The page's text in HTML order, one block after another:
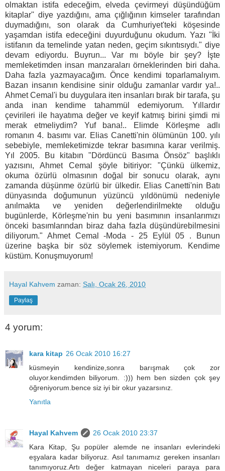
olmaktan istifa edeceğim, elveda çevirmeyi düşündüğüm
kitaplar'' diye yazdığını, ama çığlığının kimseler tarafından
duymadığını, son olarak da Cumhuriyet'teki köşesinde
yaşamdan istifa edeceğini duyurduğunu okudum. Yazı "İki
istifanın da temelinde yatan neden, geçim sıkıntısıydı." diye
devam ediyordu. Buyrun... Var mı böyle bir şey? İşte
memleketimden insan manzaraları örneklerinden biri daha.
Daha fazla yazmayacağım. Önce kendimi toparlamalıyım.
Bazan insanın kendisine sinir olduğu zamanlar vardır ya!..
Ahmet Cemal'i bu duygulara iten insanları bırak bir tarafa, şu
anda inan kendime tahammül edemiyorum. Yıllardır
çevirileri ile hayatıma değer ve keyif katmış birini şimdi mi
merak etmeliydim? Yuf bana!.. Elimde Körleşme adlı
romanın 4. basımı var. Elias Canetti'nin ölümünün 100. yılı
sebebiyle, memleketimizde tekrar basımına karar verilmiş.
Yıl 2005. Bu kitabın "Dördüncü Basıma Önsöz" başlıklı
yazısını, Ahmet Cemal şöyle bitiriyor: "Çünkü ülkemiz,
okuma özürlü olmasının doğal bir sonucu olarak, aynı
zamanda düşünme özürlü bir ülkedir. Elias Canetti'nin Batı
dünyasında doğumunun yüzüncü yıldönümü nedeniyle
anılmakta ve yeniden değerlendirilmekte olduğu
bugünlerde, Körleşme'nin bu yeni basımının insanlarımızı
önceki basımlarından biraz daha fazla düşündürebilmesini
diliyorum." Ahmet Cemal -Moda - 25 Eylül 05 . Bunun
üzerine başka bir söz söylemek istemiyorum. Kendime
küstüm. Konuşmuyorum!
Hayal Kahvem zaman: Salı, Ocak 26, 2010
Paylaş
4 yorum:
kara kitap 26 Ocak 2010 16:27
küsmeyin kendinize,sonra barışmak çok zor
oluyor.kendimden biliyorum. :))) hem ben sizden çok şey
öğreniyorum.bence siz iyi bir okur yazarsınız.
Yanıtla
Hayal Kahvem
26 Ocak 2010 23:37
Kara Kitap, Şu popüler alemde ne insanları evlerindeki
eşyalara kadar biliyoruz. Asıl tanımamız gereken insanları
tanımıyoruz.Artı değer katmayan niceleri paraya para